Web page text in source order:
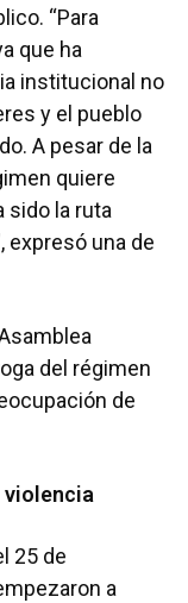
“Para
que ha
institucional no
y el pueblo
A pesar de la
quiere
sido la ruta
expresó una de
del régimen
de
violencia
25 de
a